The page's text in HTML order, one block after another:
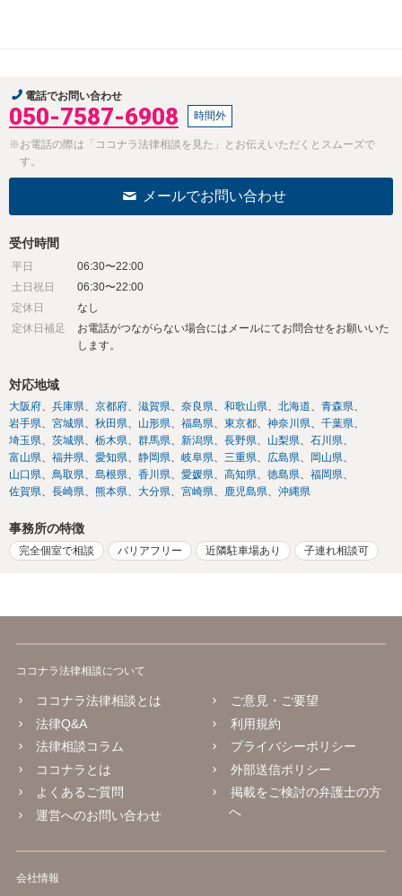
電話でお問い合わせ
050-7587-6908 時間外
※お電話の際は「ココナラ法律相談を見た」とお伝えいただくとスムーズで
す。
メールでお問い合わせ
受付時間
平日
06:30〜22:00
土日祝日
06:30〜22:00
定休日
なし
定休日補足
お電話がつながらない場合にはメールにてお問合せをお願いいた
します。
対応地域
大阪府 兵庫県 京都府 滋賀県 奈良県 和歌山県 北海道
青森県
岩手県
宮城県 秋田県 山形県 福島県 東京都 神奈川県
千葉県
埼玉県
茨城県 栃木県 群馬県 新潟県 長野県 山梨県
石川県
富山県
福井県 愛知県 静岡県 岐阜県 三重県 広島県
岡山県
山口県
鳥取県 島根県 香川県 愛媛県 高知県 徳島県
福岡県
佐賀県
長崎県 熊本県 大分県 宮崎県 鹿児島県 沖縄県
事務所の特徴
完全個室で相談 バリアフリー 近隣駐車場あり 子連れ相談可
ココナラ法律相談について
ココナラ法律相談とは
法律Q&A
法律相談コラム
ココナラとは
よくあるご質問
運営へのお問い合わせ
ご意見・ご要望
利用規約
プライバシーポリシー
外部送信ポリシー
掲載をご検討の弁護士の方
へ
会社情報